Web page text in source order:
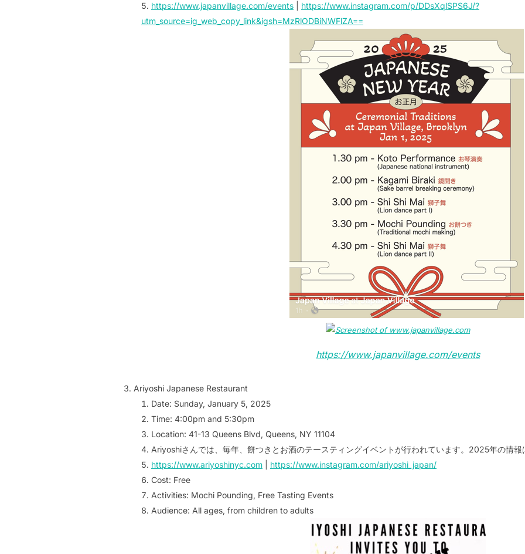
https://www.japanvillage.com/events
https://www.instagram.com/p/DDsXqlSPS6J/?
utm_source=ig_web_copy_link&igsh=MzRlODBiNWFlZA==
https://www.japanvillage.com/events
Ariyoshi Japanese Restaurant
Date: Sunday, January 5, 2025
Time: 4:00pm and 5:30pm
Location: 41-13 Queens Blvd, Queens, NY 11104
Ariyoshiさんでは、毎年、餅つきとお酒のテースティングイベントが行われています。2025年の情報
https://www.ariyoshinyc.com
https://www.instagram.com/ariyoshi_japan/
Cost: Free
Activities: Mochi Pounding, Free Tasting Events
Audience: All ages, from children to adults